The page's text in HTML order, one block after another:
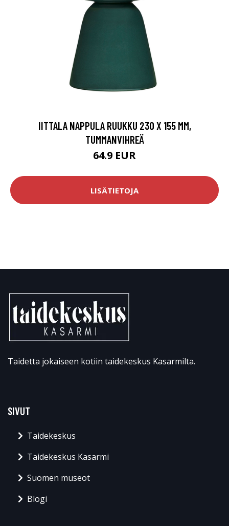
IITTALA NAPPULA RUUKKU 230 X 155 MM,
TUMMANVIHREÄ
64.9 EUR
LISÄTIETOJA
Taidetta jokaiseen kotiin taidekeskus Kasarmilta.
SIVUT
Taidekeskus
Taidekeskus Kasarmi
Suomen museot
Blogi